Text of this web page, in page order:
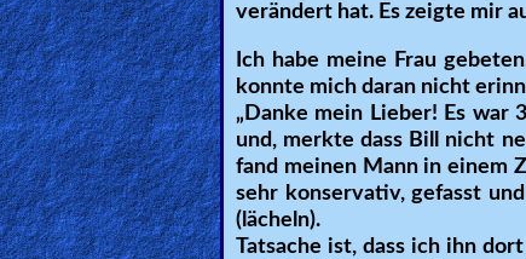
Documentaries
Islam
Other
verändert hat. Es zeigte mir
Ich habe meine Frau
konnte mich daran nicht
„Danke mein Lieber! Es war
und, merkte dass Bill nicht
fand meinen Mann in einem
sehr konservativ, gefasst
(lächeln).
Tatsache ist, dass ich ihn